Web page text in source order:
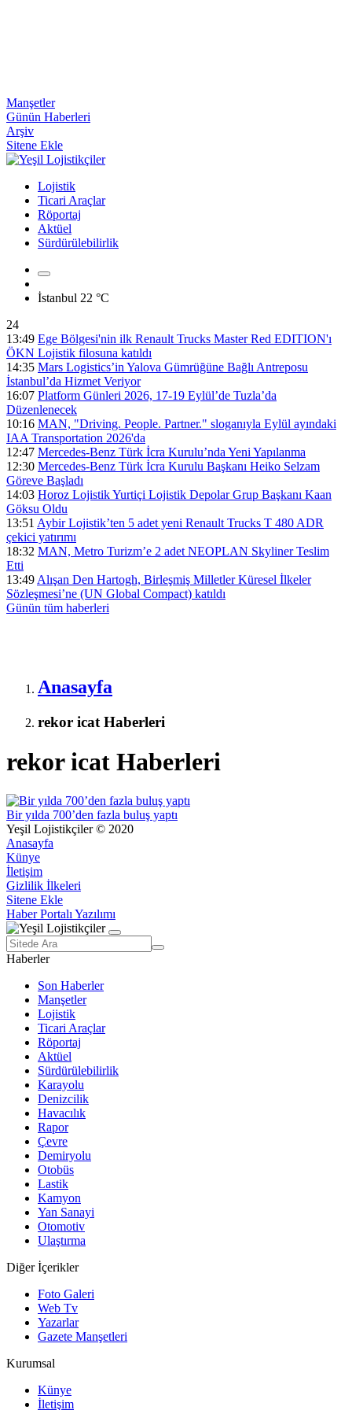
Manşetler
Günün Haberleri
Arşiv
Sitene Ekle
Lojistik
Ticari Araçlar
Röportaj
Aktüel
Sürdürülebilirlik
İstanbul 22 °C
24
13:49 Ege Bölgesi'nin ilk Renault Trucks Master Red EDITION'ı
ÖKN Lojistik filosuna katıldı
14:35 Mars Logistics’in Yalova Gümrüğüne Bağlı Antreposu
İstanbul’da Hizmet Veriyor
16:07 Platform Günleri 2026, 17-19 Eylül’de Tuzla’da
Düzenlenecek
10:16 MAN, "Driving. People. Partner." sloganıyla Eylül ayındaki
IAA Transportation 2026'da
12:47 Mercedes-Benz Türk İcra Kurulu’nda Yeni Yapılanma
12:30 Mercedes-Benz Türk İcra Kurulu Başkanı Heiko Selzam
Göreve Başladı
14:03 Horoz Lojistik Yurtiçi Lojistik Depolar Grup Başkanı Kaan
Göksu Oldu
13:51 Aybir Lojistik’ten 5 adet yeni Renault Trucks T 480 ADR
çekici yatırımı
18:32 MAN, Metro Turizm’e 2 adet NEOPLAN Skyliner Teslim
Etti
13:49 Alışan Den Hartogh, Birleşmiş Milletler Küresel İlkeler
Sözleşmesi’ne (UN Global Compact) katıldı
Günün tüm haberleri
Anasayfa
rekor icat Haberleri
rekor icat Haberleri
Bir yılda 700’den fazla buluş yaptı
Yeşil Lojistikçiler © 2020
Anasayfa
Künye
İletişim
Gizlilik İlkeleri
Sitene Ekle
Haber Portalı Yazılımı
Haberler
Son Haberler
Manşetler
Lojistik
Ticari Araçlar
Röportaj
Aktüel
Sürdürülebilirlik
Karayolu
Denizcilik
Havacılık
Rapor
Çevre
Demiryolu
Otobüs
Lastik
Kamyon
Yan Sanayi
Otomotiv
Ulaştırma
Diğer İçerikler
Foto Galeri
Web Tv
Yazarlar
Gazete Manşetleri
Kurumsal
Künye
İletişim